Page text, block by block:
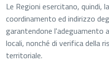
Le Regioni esercitano, quindi,
coordinamento ed indirizzo
garantendone l'adeguamento
locali, nonché di verifica della
territoriale.